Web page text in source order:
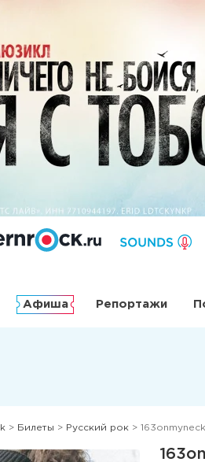
Афиша Репортажи
> Билеты > Русский рок > 163onmyneck